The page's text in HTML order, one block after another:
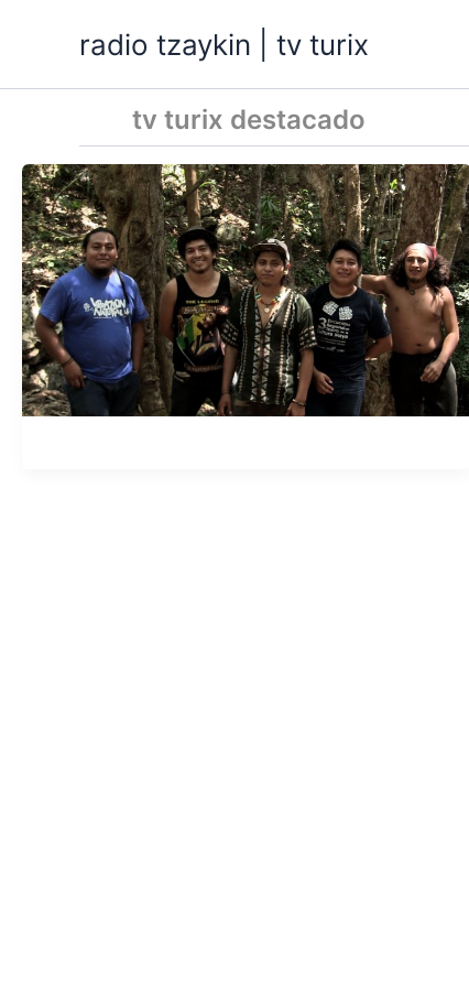
radio tzaykin | tv turix
tv turix destacado